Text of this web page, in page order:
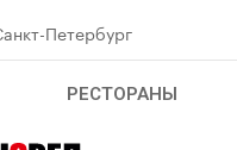
Петербург
РЕСТОРАНЫ